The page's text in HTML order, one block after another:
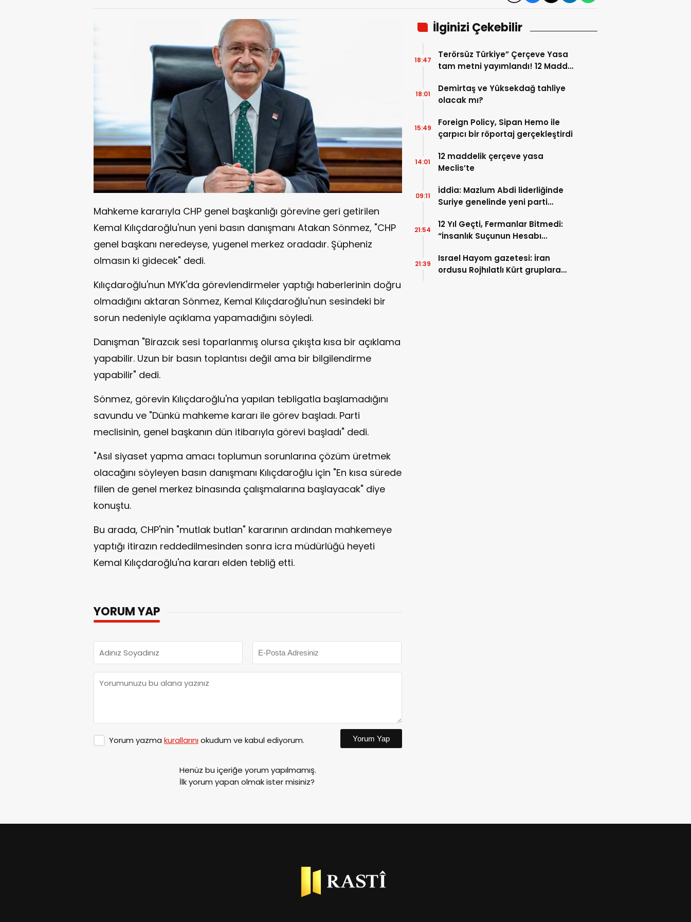
Mahkeme kararıyla CHP genel başkanlığı görevine geri getirilen
Kemal Kılıçdaroğlu'nun yeni basın danışmanı Atakan Sönmez, "CHP
genel başkanı neredeyse, yugenel merkez oradadır. Şüpheniz
olmasın ki gidecek" dedi.
Kılıçdaroğlu'nun MYK'da görevlendirmeler yaptığı haberlerinin doğru
olmadığını aktaran Sönmez, Kemal Kılıçdaroğlu'nun sesindeki bir
sorun nedeniyle açıklama yapamadığını söyledi.
Danışman "Birazcık sesi toparlanmış olursa çıkışta kısa bir açıklama
yapabilir. Uzun bir basın toplantısı değil ama bir bilgilendirme
yapabilir" dedi.
Sönmez, görevin Kılıçdaroğlu'na yapılan tebligatla başlamadığını
savundu ve "Dünkü mahkeme kararı ile görev başladı. Parti
meclisinin, genel başkanın dün itibarıyla görevi başladı" dedi.
"Asıl siyaset yapma amacı toplumun sorunlarına çözüm üretmek
olacağını söyleyen basın danışmanı Kılıçdaroğlu için "En kısa sürede
fiilen de genel merkez binasında çalışmalarına başlayacak" diye
konuştu.
Bu arada, CHP'nin "mutlak butlan" kararının ardından mahkemeye
yaptığı itirazın reddedilmesinden sonra icra müdürlüğü heyeti
Kemal Kılıçdaroğlu'na kararı elden tebliğ etti.
YORUM YAP
Yorum yazma kurallarınıokudum ve kabul ediyorum. Yorum Yap
Henüz bu içeriğe yorum yapılmamış.
İlk yorum yapan olmak ister misiniz?
İlginizi Çekebilir
Terörsüz Türkiye” Çerçeve Yasa
tam metni yayımlandı! 12 Madde
18:47
Demirtaş ve Yüksekdağ tahliye
olacak mı?
18:01
Foreign Policy, Sipan Hemo ile
çarpıcı bir röportaj gerçekleştirdi
15:49
12 maddelik çerçeve yasa
Meclis’te
14:01
İddia: Mazlum Abdi liderliğinde
Suriye genelinde yeni parti
09:11
12 Yıl Geçti, Fermanlar Bitmedi:
“İnsanlık Suçunun Hesabı
21:54
Israel Hayom gazetesi: İran
ordusu Rojhılatlı Kürt gruplara
21:39